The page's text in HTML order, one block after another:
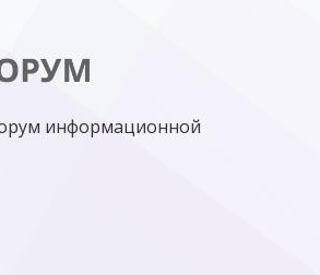
NGFW
информационной